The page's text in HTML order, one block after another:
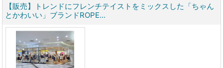
【販売】トレンドにフレンチテイストをミックスした「ちゃん
とかわいい」ブランドROPE...